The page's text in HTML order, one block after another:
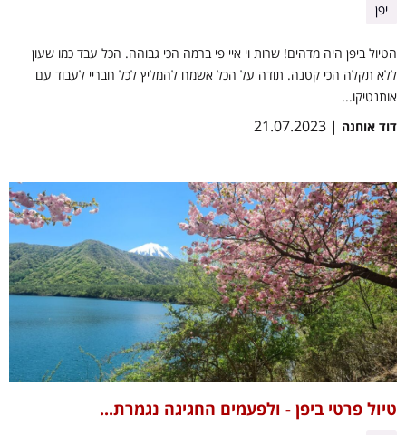
יפן
הטיול ביפן היה מדהים! שרות וי איי פי ברמה הכי גבוהה. הכל עבד כמו שעון
ללא תקלה הכי קטנה. תודה על הכל אשמח להמליץ לכל חבריי לעבוד עם
אותנטיקו...
דוד אוחנה | 21.07.2023
טיול פרטי ביפן - ולפעמים החגיגה נגמרת...